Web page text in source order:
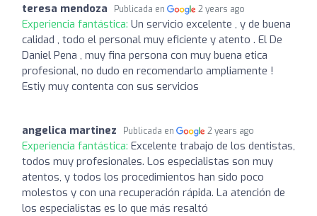
teresa mendoza Publicada en 2 years ago
Experiencia fantástica: Un servicio excelente , y de buena
calidad , todo el personal muy eficiente y atento . El De
Daniel Pena , muy fina persona con muy buena etica
profesional, no dudo en recomendarlo ampliamente !
Estiy muy contenta con sus servicios
angelica martinez Publicada en 2 years ago
Experiencia fantástica: Excelente trabajo de los dentistas,
todos muy profesionales. Los especialistas son muy
atentos, y todos los procedimientos han sido poco
molestos y con una recuperación rápida. La atención de
los especialistas es lo que más resaltó